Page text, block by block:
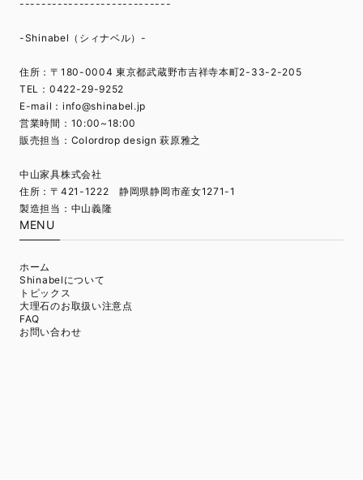
----------------------------
-Shinabel（シィナベル）-
住所：〒180-0004 東京都武蔵野市吉祥寺本町2-33-2-205
TEL：0422-29-9252
E-mail： info@shinabel.jp
営業時間：10:00~18:00
販売担当：Colordrop design 萩原雅之
中山家具株式会社
住所：〒421-1222 静岡県静岡市産女1271-1
製造担当：中山義隆
MENU
ホーム
Shinabelについて
トピックス
大理石のお取扱い注意点
FAQ
お問い合わせ